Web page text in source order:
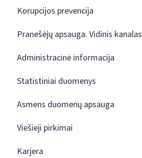
Korupcijos prevencija
Pranešėjų apsauga. Vidinis kanalas
Administracinė informacija
Statistiniai duomenys
Asmens duomenų apsauga
Viešieji pirkimai
Karjera